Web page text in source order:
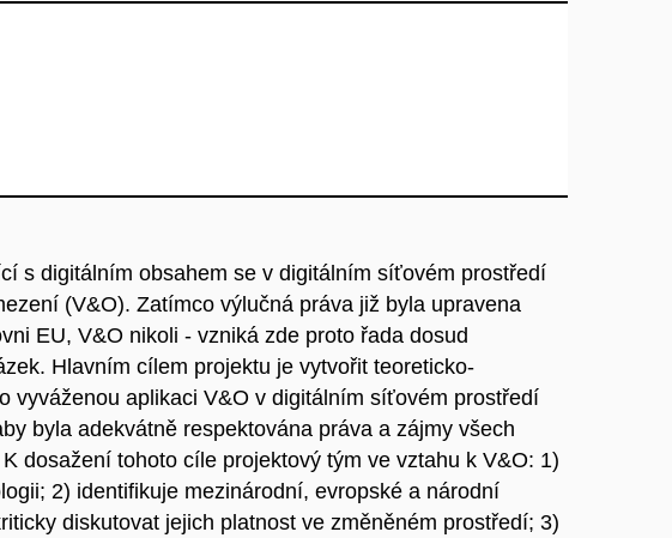
s digitálním obsahem se v digitálním síťovém prostředí
(V&O). Zatímco výlučná práva již byla upravena
EU, V&O nikoli - vzniká zde proto řada dosud
Hlavním cílem projektu je vytvořit teoreticko-
vyváženou aplikaci V&O v digitálním síťovém prostředí
byla adekvátně respektována práva a zájmy všech
dosažení tohoto cíle projektový tým ve vztahu k V&O: 1)
2) identifikuje mezinárodní, evropské a národní
diskutovat jejich platnost ve změněném prostředí; 3)